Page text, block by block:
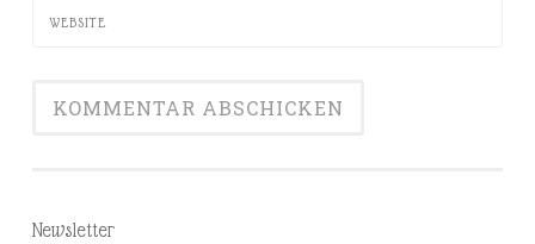
WEBSITE
Newsletter